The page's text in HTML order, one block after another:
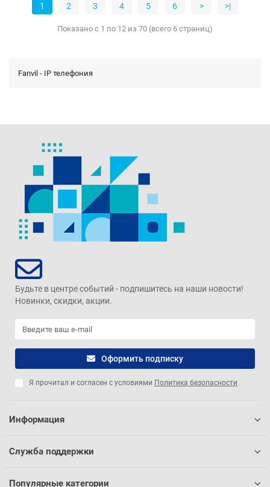
1 2 3 4 5 6 > >|
Показано с 1 по 12 из 70 (всего 6 страниц)
Fanvil - IP телефония
Будьте в центре событий - подпишитесь на наши новости!
Новинки, скидки, акции.
Оформить подписку
Я прочитал и согласен с условиями Политика безопасности
Информация
Служба поддержки
Популярные категории